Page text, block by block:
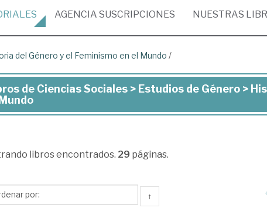
AGENCIA SUSCRIPCIONES NUESTRAS
del Género y el Feminismo en el Mundo /
de Ciencias Sociales > Estudios de Género >
libros encontrados. 29 páginas.
↑